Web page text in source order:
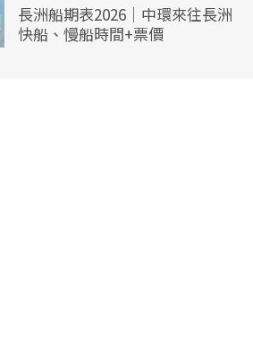
長洲船期表2026｜中環來往長洲
快船、慢船時間+票價